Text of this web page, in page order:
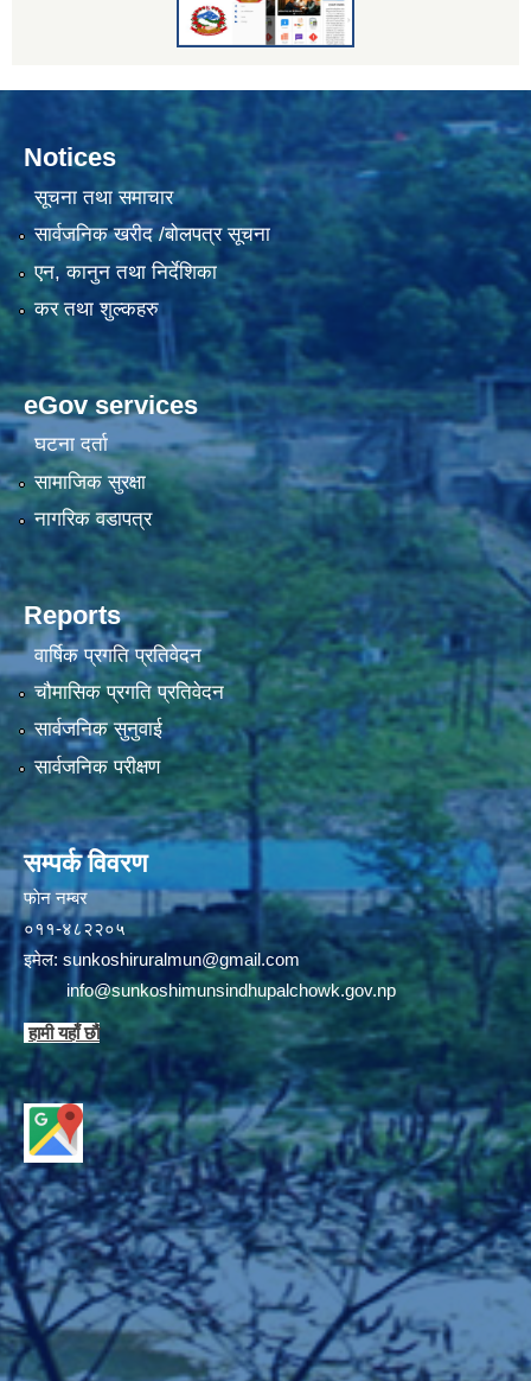
Notices
सूचना तथा समाचार
सार्वजनिक खरीद /बोलपत्र सूचना
एन, कानुन तथा निर्देशिका
कर तथा शुल्कहरु
eGov services
घटना दर्ता
सामाजिक सुरक्षा
नागरिक वडापत्र
Reports
वार्षिक प्रगति प्रतिवेदन
चौमासिक प्रगति प्रतिवेदन
सार्वजनिक सुनुवाई
सार्वजनिक परीक्षण
सम्पर्क विवरण
फाेन न‌‍‍‍‌‌म्बर
०११-४८२२०५
इमेल: sunkoshiruralmun@gmail.com
info@sunkoshimunsindhupalchowk.gov.np
हामी यहाँ छाै‌ं